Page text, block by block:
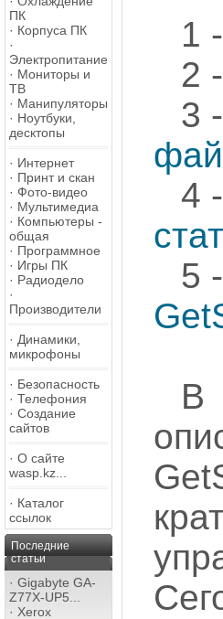
ПК
· Корпуса ПК
·
Электропитание
· Мониторы и
ТВ
· Манипуляторы
· Ноутбуки,
десктопы
· Интернет
· Принт и скан
· Фото-видео
· Мультимедиа
· Компьютеры -
общая
· Программное
· Игры ПК
· Радиодело
·
Производители
· Динамики,
микрофоны
· Безопасность
· Телефония
· Создание
сайтов
· О сайте
wasp.kz...
· Каталог
ссылок
Последние
статьи
· Gigabyte GA-
Z77X-UP5...
· Xerox
1
2 -
3 -
4 -
5 -
В